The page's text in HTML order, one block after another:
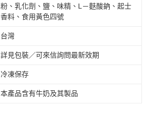
粉、乳化劑、鹽、味精、L－麩酸鈉、起士
香料、食用黃色四號
台灣
詳見包裝／可來信詢問最新效期
冷凍保存
本產品含有牛奶及其製品